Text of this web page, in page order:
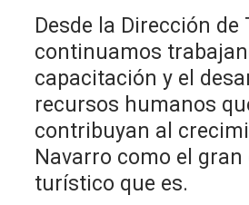
Desde la Dirección de
continuamos
capacitación y el
recursos humanos
contribuyan al
Navarro como el
turístico que es.